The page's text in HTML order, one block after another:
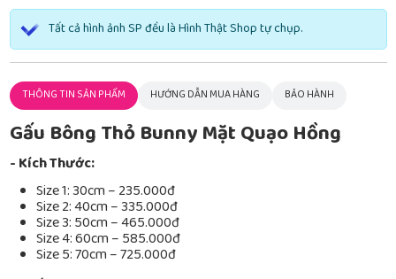
Tất cả hình ảnh SP đều là Hình Thật Shop tự chụp.
THÔNG TIN SẢN PHẨM HƯỚNG DẪN MUA HÀNG BẢO HÀNH
Gấu Bông Thỏ Bunny Mặt Quạo Hồng
- Kích Thước:
Size 1: 30cm – 235.000đ
Size 2: 40cm – 335.000đ
Size 3: 50cm – 465.000đ
Size 4: 60cm – 585.000đ
Size 5: 70cm – 725.000đ